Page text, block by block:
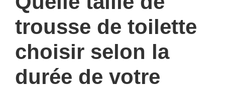
trousse de toilette
choisir selon la
durée de votre